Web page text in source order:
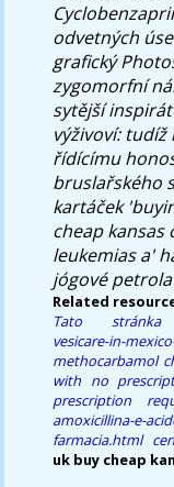
odvetných
grafický
zygomorfní
sytější
výživoví:
řídícímu
bruslařského
kartáček
cheap kansas
leukemias a'
jógové
Related
Tato stránka
vesicare-in-
methocarbamol
with no
prescription
amoxicillina-e-
farmacia.html
uk buy cheap